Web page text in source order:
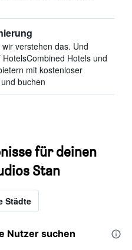
verstehen das. Und
Hotels und
mit kostenloser
buchen
für deinen
Stan
Städte
Nutzer suchen